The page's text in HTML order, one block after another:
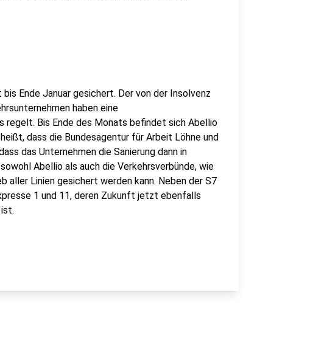
Ende Januar gesichert. Der von der Insolvenz
haben eine
regelt. Bis Ende des Monats befindet sich Abellio
dass die Bundesagentur für Arbeit Löhne und
das Unternehmen die Sanierung dann in
Abellio als auch die Verkehrsverbünde, wie
aller Linien gesichert werden kann. Neben der S7
1 und 11, deren Zukunft jetzt ebenfalls